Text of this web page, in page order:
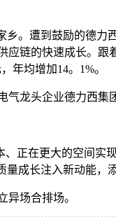
。遭到鼓励的德力
应链的快速成长。跟
年均增加14。1%。
龙头企业德力西集
正在更大的空间实现
成长注入新动能，
场合排场。